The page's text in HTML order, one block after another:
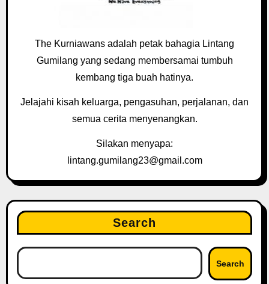
The Kurniawans adalah petak bahagia Lintang
Gumilang yang sedang membersamai tumbuh
kembang tiga buah hatinya.
Jelajahi kisah keluarga, pengasuhan, perjalanan, dan
semua cerita menyenangkan.
Silakan menyapa:
lintang.gumilang23@gmail.com
Search
Search